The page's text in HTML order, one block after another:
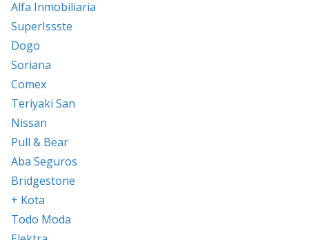
Alfa Inmobiliaria
SuperIssste
Dogo
Soriana
Comex
Teriyaki San
Nissan
Pull & Bear
Aba Seguros
Bridgestone
+ Kota
Todo Moda